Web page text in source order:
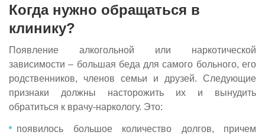
Когда нужно обращаться в
клинику?
Появление алкогольной или наркотической
зависимости – большая беда для самого больного, его
родственников, членов семьи и друзей. Следующие
признаки должны насторожить их и вынудить
обратиться к врачу-наркологу. Это:
появилось большое количество долгов, причем